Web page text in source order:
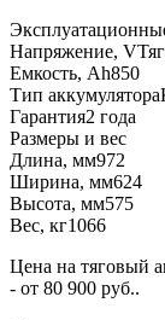
Напряжение, V
Емкость, Ah850
Тип аккумулятора
Гарантия2 года
Размеры и вес
Длина, мм972
Ширина, мм624
Высота, мм575
Вес, кг1066
Цена на тяговый
- от 80 900 руб..